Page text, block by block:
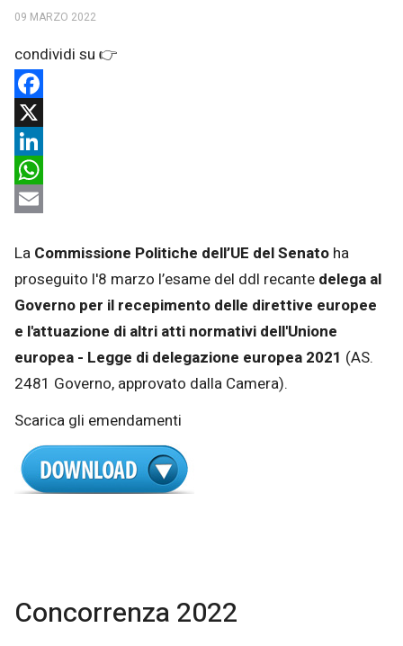
09 MARZO 2022
Facebook
X
LinkedIn
WhatsApp
La Commissione Politiche dell’UE del Senato ha
proseguito l'8 marzo l’esame del ddl recante delega al
Governo per il recepimento delle direttive europee
e l'attuazione di altri atti normativi dell'Unione
europea - Legge di delegazione europea 2021 (AS.
2481 Governo, approvato dalla Camera).
Scarica gli emendamenti
Concorrenza 2022